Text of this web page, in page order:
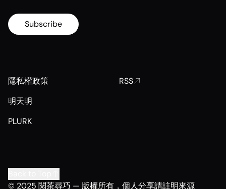
Subscribe
隱私權政策
明天明
PLURK
RSS
© 2025 閱茶尋巧 — 版權所有，個人分享請註明來源